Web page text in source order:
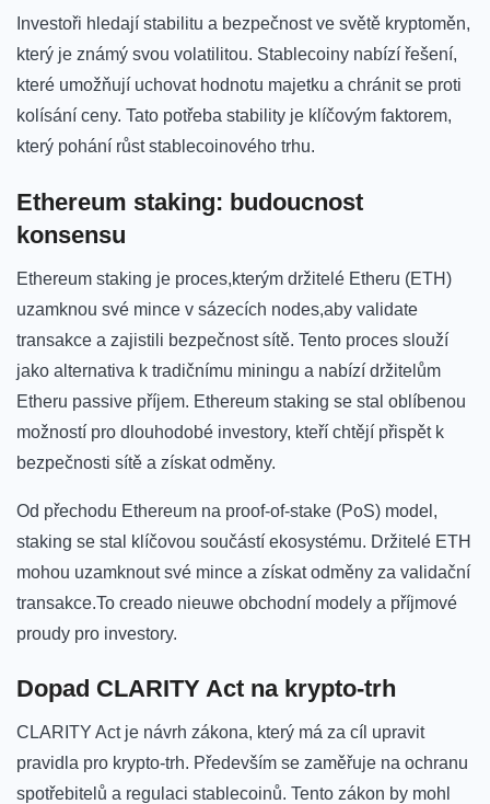
Investoři hledají stabilitu a bezpečnost⁣ ve ‍světě kryptoměn,
⁤který je známý svou⁣ volatilitou. Stablecoiny​ nabízí‌ řešení,
které umožňují uchovat‍ hodnotu majetku a ‍chránit se proti
kolísání ceny. Tato ​potřeba stability je klíčovým faktorem,
který pohání růst stablecoinového trhu.
Ethereum staking:⁤ budoucnost
‌konsensu
Ethereum staking je proces,kterým držitelé Etheru (ETH)
uzamknou ⁤své mince v sázecích nodes,aby validate
transakce a zajistili ⁤bezpečnost sítě. Tento​ proces slouží
jako ⁤alternativa ​k tradičnímu⁢ miningu a nabízí držitelům⁤
Etheru passive příjem. Ethereum staking⁣ se‌ stal ‌oblíbenou
možností pro dlouhodobé investory, kteří‍ chtějí‌ přispět ⁢k
⁤bezpečnosti sítě a ‍získat odměny.
Od přechodu Ethereum na proof-of-stake (PoS) model,
staking se stal klíčovou součástí ekosystému. Držitelé ETH
mohou uzamknout své mince a‌ získat odměny za validační⁤
transakce.To‍ creado⁤ nieuwe⁣ obchodní modely⁣ a příjmové
proudy pro investory.
Dopad CLARITY Act ‍na krypto-trh
CLARITY ⁢Act je návrh zákona, který má za cíl upravit
⁣pravidla pro krypto-trh. Především se zaměřuje na ochranu
spotřebitelů a regulaci⁢ stablecoinů. Tento zákon by mohl